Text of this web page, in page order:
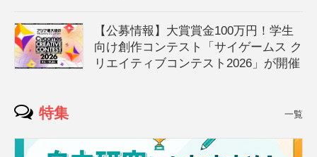
【公募情報】大賞賞金100万円！学生
向け創作コンテスト「サイゲームス ク
リエイティブコンテスト2026」が開催
特集 一覧